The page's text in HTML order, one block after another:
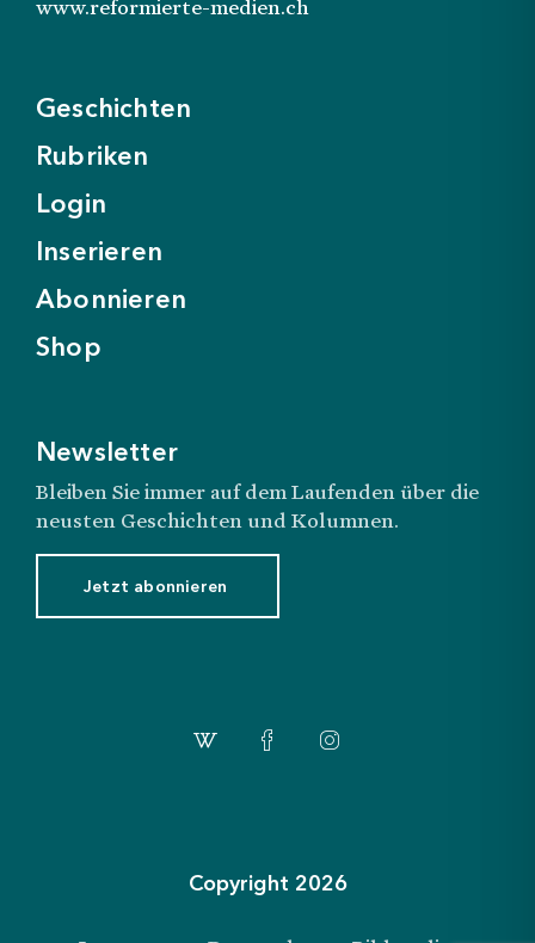
Abonnemente
www.reformierte-medien.ch
Geschichten
Rubriken
Login
Inserieren
Abonnieren
Shop
Newsletter
Bleiben Sie immer auf dem Laufenden über die
neusten Geschichten und Kolumnen.
Jetzt abonnieren
Copyright 2026